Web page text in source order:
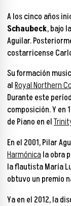
A los cinco años
Schaubeck, bajo
Aguilar.
costarricense
Su formación
alRoyal Northern
Durante este
composición. Y en
de Piano en el
En el 2001, Pilar
Harmónicala obra
la flautista María
obtuvo un premio
Ya en el 2012, la